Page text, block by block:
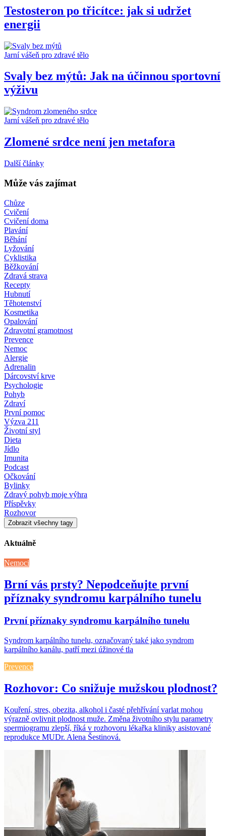
Testosteron po třicítce: jak si udržet
energii
Jarní vášeň pro zdravé tělo
Svaly bez mýtů: Jak na účinnou sportovní
výživu
Jarní vášeň pro zdravé tělo
Zlomené srdce není jen metafora
Další články
Může vás zajímat
Chůze
Cvičení
Cvičení doma
Plavání
Běhání
Lyžování
Cyklistika
Běžkování
Zdravá strava
Recepty
Hubnutí
Těhotenství
Kosmetika
Opalování
Zdravotní gramotnost
Prevence
Nemoc
Alergie
Adrenalin
Dárcovství krve
Psychologie
Pohyb
Zdraví
První pomoc
Výzva 211
Životní styl
Dieta
Jídlo
Imunita
Podcast
Očkování
Bylinky
Zdravý pohyb moje výhra
Příspěvky
Rozhovor
Zobrazit všechny tagy
Aktuálně
Nemoci
Brní vás prsty? Nepodceňujte první
příznaky syndromu karpálního tunelu
První příznaky syndromu karpálního tunelu
Syndrom karpálního tunelu, označovaný také jako syndrom
karpálního kanálu, patří mezi úžinové tla
Prevence
Rozhovor: Co snižuje mužskou plodnost?
Kouření, stres, obezita, alkohol i časté přehřívání varlat mohou
výrazně ovlivnit plodnost muže. Změna životního stylu parametry
spermiogramu zlepší, říká v rozhovoru lékařka kliniky asistované
reprodukce MUDr. Alena Šestinová.